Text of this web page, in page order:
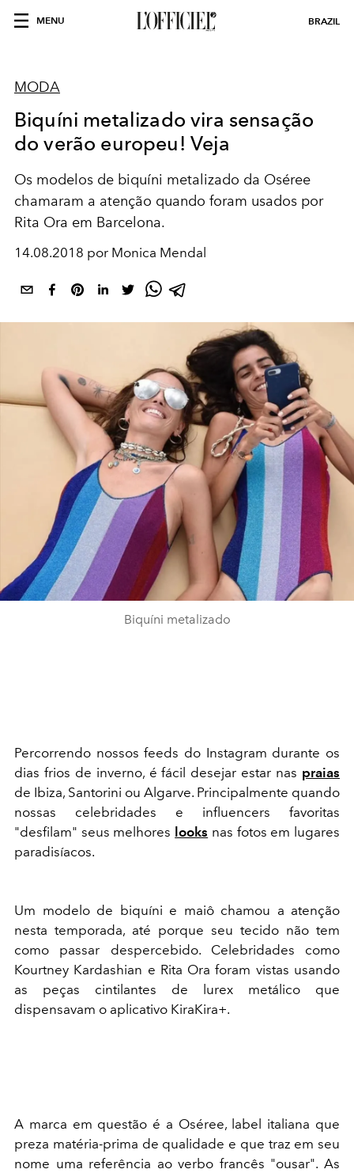
MENU BRAZIL
MODA
Biquíni metalizado vira sensação
do verão europeu! Veja
Os modelos de biquíni metalizado da Oséree
chamaram a atenção quando foram usados por
Rita Ora em Barcelona.
14.08.2018 por Monica Mendal
Biquíni metalizado
Percorrendo nossos feeds do Instagram durante os
dias frios de inverno, é fácil desejar estar nas praias
de Ibiza, Santorini ou Algarve. Principalmente quando
nossas celebridades e influencers favoritas
"desfilam" seus melhores looks nas fotos em lugares
paradisíacos.
Um modelo de biquíni e maiô chamou a atenção
nesta temporada, até porque seu tecido não tem
como passar despercebido. Celebridades como
Kourtney Kardashian e Rita Ora foram vistas usando
as peças cintilantes de lurex metálico que
dispensavam o aplicativo KiraKira+.
A marca em questão é a Oséree, label italiana que
preza matéria-prima de qualidade e que traz em seu
nome uma referência ao verbo francês "ousar". As